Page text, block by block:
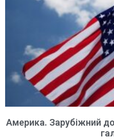
Америка. Зарубіжний